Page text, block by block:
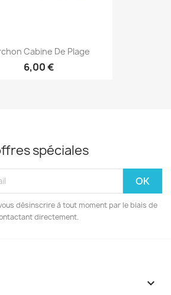
Cabine De Plage
6,00 €
spéciales
désinscrire à tout moment par le biais de
directement.
